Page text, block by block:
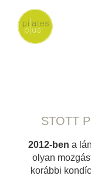
STOTT
2012-ben a
olyan
korábbi